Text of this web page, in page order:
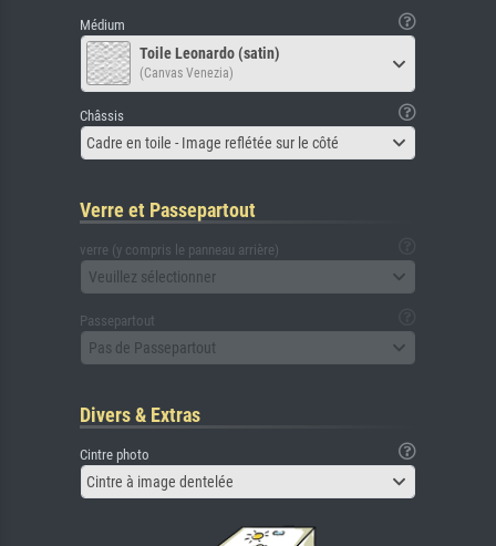
Médium
Toile Leonardo (satin)
(Canvas Venezia)
Châssis
Cadre en toile - Image reflétée sur le côté
Verre et Passepartout
verre (y compris le panneau arrière)
Veuillez sélectionner
Passepartout
Pas de Passepartout
Divers & Extras
Cintre photo
Cintre à image dentelée